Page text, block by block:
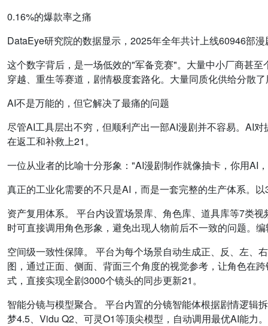
0.16%的爆款率之痛
DataEye研究院的数据显示，2025年全年共计上线60946部
这个数字背后，是一场低效的"军备竞赛"。大量中小厂商甚
穿越、重生等赛道，剧情极度套路化。大量同质化供给分散
AI不是万能的，但它解决了最痛的问题
尽管AI工具层出不穷，但顺利产出一部AI漫剧并不容易。AI
在返工和补救上21。
一位从业者的比喻十分形象："AI漫剧制作就像抽卡，你用AI
真正的工业化需要的不只是AI，而是一套完整的生产体系。
资产复用体系。 平台内设置场景库、角色库、道具库等7类
时可直接调用角色形象，避免出现人物前后不一致的问题。
空间级一致性保障。 平台为每个场景自动生成正、反、左、
图，通过正面、侧面、背面三个角度的视觉参考，让角色在
式，直接实现全剧3000个镜头的同步更新21。
智能分镜与模型聚合。 平台内置的分镜智能体根据剧情逻辑
梦4.5、Vidu Q2、可灵O1等顶尖模型，自动调用最优AI能力。